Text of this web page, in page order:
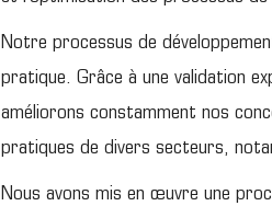
Notre processus de
pratique. Grâce à une validation
améliorons constamment nos
pratiques de divers secteurs,
Nous avons mis en œuvre une